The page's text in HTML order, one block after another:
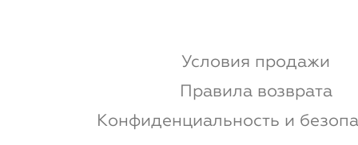
Условия продажи
Правила возврата
Конфиденциальность и